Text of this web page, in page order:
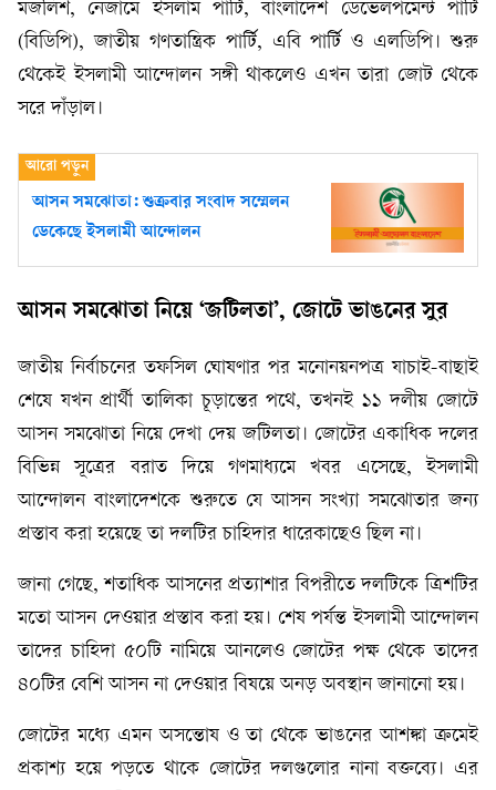
মজলিশ, নেজামে ইসলাম পার্টি, বাংলাদেশ ডেভেলপমেন্ট পার্টি
(বিডিপি), জাতীয় গণতান্ত্রিক পার্টি, এবি পার্টি ও এলডিপি। শুরু
থেকেই ইসলামী আন্দোলন সঙ্গী থাকলেও এখন তারা জোট থেকে
সরে দাঁড়াল।
আসন সমঝোতা: শুক্রবার সংবাদ সম্মেলন
ডেকেছে ইসলামী আন্দোলন
আসন সমঝোতা নিয়ে ‘জটিলতা’, জোটে ভাঙনের সুর
জাতীয় নির্বাচনের তফসিল ঘোষণার পর মনোনয়নপত্র যাচাই-বাছাই
শেষে যখন প্রার্থী তালিকা চূড়ান্তের পথে, তখনই ১১ দলীয় জোটে
আসন সমঝোতা নিয়ে দেখা দেয় জটিলতা। জোটের একাধিক দলের
বিভিন্ন সূত্রের বরাত দিয়ে গণমাধ্যমে খবর এসেছে, ইসলামী
আন্দোলন বাংলাদেশকে শুরুতে যে আসন সংখ্যা সমঝোতার জন্য
প্রস্তাব করা হয়েছে তা দলটির চাহিদার ধারেকাছেও ছিল না।
জানা গেছে, শতাধিক আসনের প্রত্যাশার বিপরীতে দলটিকে ত্রিশটির
মতো আসন দেওয়ার প্রস্তাব করা হয়। শেষ পর্যন্ত ইসলামী আন্দোলন
তাদের চাহিদা ৫০টি নামিয়ে আনলেও জোটের পক্ষ থেকে তাদের
৪০টির বেশি আসন না দেওয়ার বিষয়ে অনড় অবস্থান জানানো হয়।
জোটের মধ্যে এমন অসন্তোষ ও তা থেকে ভাঙনের আশঙ্কা ক্রমেই
প্রকাশ্য হয়ে পড়তে থাকে জোটের দলগুলোর নানা বক্তব্যে। এর